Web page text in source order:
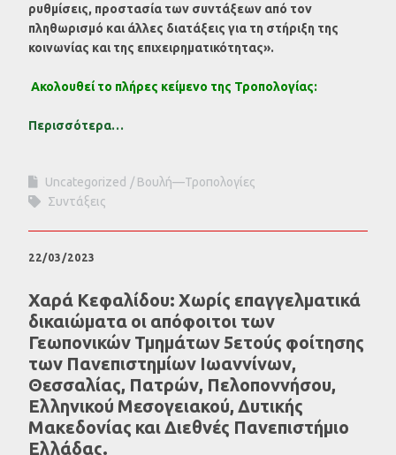
ρυθμίσεις, προστασία των συντάξεων από τον
πληθωρισμό και άλλες διατάξεις για τη στήριξη της
κοινωνίας και της επιχειρηματικότητας».
Ακολουθεί το πλήρες κείμενο της Τροπολογίας:
Περισσότερα…
Uncategorized
Βουλή—Τροπολογίες
Συντάξεις
22/03/2023
Χαρά Κεφαλίδου: Χωρίς επαγγελματικά
δικαιώματα οι απόφοιτοι των
Γεωπονικών Τμημάτων 5ετούς φοίτησης
των Πανεπιστημίων Ιωαννίνων,
Θεσσαλίας, Πατρών, Πελοποννήσου,
Ελληνικού Μεσογειακού, Δυτικής
Μακεδονίας και Διεθνές Πανεπιστήμιο
Ελλάδας.